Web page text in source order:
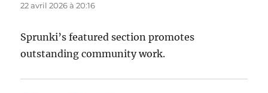
22 avril 2026 à 20:16
Sprunki’s featured section promotes
outstanding community work.